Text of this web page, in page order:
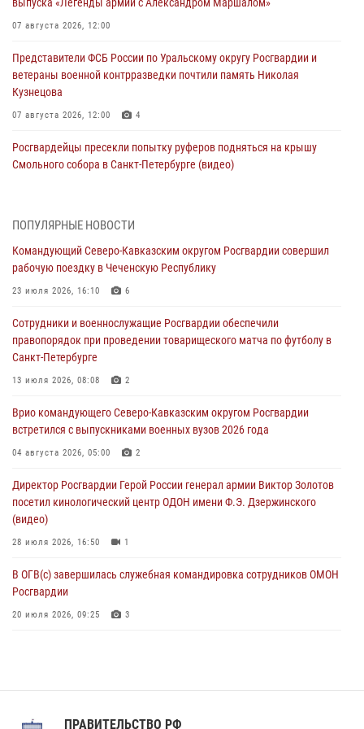
07 августа 2026, 12:00
Представители ФСБ России по Уральскому округу Росгвардии и
ветераны военной контрразведки почтили память Николая
Кузнецова
07 августа 2026, 12:00 4
Росгвардейцы пресекли попытку руферов подняться на крышу
Смольного собора в Санкт-Петербурге (видео)
В Курске росгвардейцы провели занятие по основам
07 августа 2026, 11:33
Рэпер ST посетил раненых росгвардейцев в Главном военном
07 августа 2026, 11:18
Патриотическая акция «Каникулы с Росгвардией» прошла в
Воронеже
В Ставрополе офицеры Росгвардии стали участниками пресс-
конференции по вопросам в сфере оборота оружия
ПОПУЛЯРНЫЕ НОВОСТИ
Командующий Северо-Кавказским округом Росгвардии совершил
рабочую поездку в Чеченскую Республику
23 июля 2026, 16:10 6
Сотрудники и военнослужащие Росгвардии обеспечили
правопорядок при проведении товарищеского матча по футболу в
Санкт-Петербурге
13 июля 2026, 08:08 2
Врио командующего Северо-Кавказским округом Росгвардии
встретился с выпускниками военных вузов 2026 года
04 августа 2026, 05:00 2
Директор Росгвардии Герой России генерал армии Виктор Золотов
посетил кинологический центр ОДОН имени Ф.Э. Дзержинского
(видео)
28 июля 2026, 16:50 1
В ОГВ(с) завершилась служебная командировка сотрудников ОМОН
Росгвардии
20 июля 2026, 09:25 3
ПРАВИТЕЛЬСТВО РФ